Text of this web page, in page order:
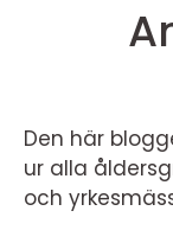
Den här
ur alla
och